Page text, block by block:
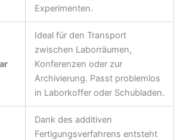
Experimenten.
Ideal für den Transport
zwischen Laborräumen,
Konferenzen oder zur
Archivierung. Passt problemlos
in Laborkoffer oder Schubladen.
Dank des additiven
Fertigungsverfahrens entsteht